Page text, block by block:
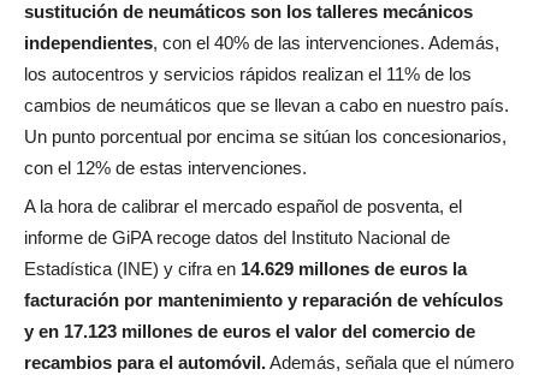
sustitución de neumáticos son los talleres mecánicos
independientes, con el 40% de las intervenciones. Además,
los autocentros y servicios rápidos realizan el 11% de los
cambios de neumáticos que se llevan a cabo en nuestro país.
Un punto porcentual por encima se sitúan los concesionarios,
con el 12% de estas intervenciones.
A la hora de calibrar el mercado español de posventa, el
informe de GiPA recoge datos del Instituto Nacional de
Estadística (INE) y cifra en 14.629 millones de euros la
facturación por mantenimiento y reparación de vehículos
y en 17.123 millones de euros el valor del comercio de
recambios para el automóvil.Además, señala que el número